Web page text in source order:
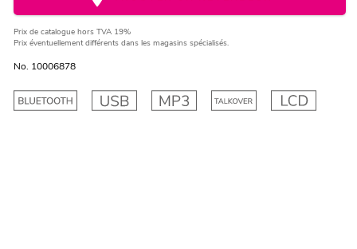
Prix de catalogue hors TVA 19%
Prix éventuellement différents dans les magasins spécialisés.
No. 10006878